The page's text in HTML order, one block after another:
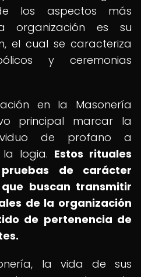
los aspectos más
organización es su
el cual se caracteriza
y ceremonias
en la Masonería
principal marcar la
de profano a
logia. Estos rituales
de carácter
buscan transmitir
de la organización
de pertenencia de
la vida de sus